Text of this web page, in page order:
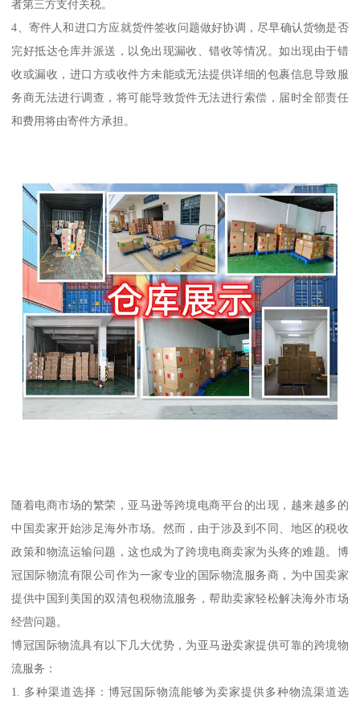
者第三方支付关税。
4、寄件人和进口方应就货件签收问题做好协调，尽早确认货物是否
完好抵达仓库并派送，以免出现漏收、错收等情况。如出现由于错
收或漏收，进口方或收件方未能或无法提供详细的包裹信息导致服
务商无法进行调查，将可能导致货件无法进行索偿，届时全部责任
和费用将由寄件方承担。
随着电商市场的繁荣，亚马逊等跨境电商平台的出现，越来越多的
中国卖家开始涉足海外市场。然而，由于涉及到不同、地区的税收
政策和物流运输问题，这也成为了跨境电商卖家为头疼的难题。博
冠国际物流有限公司作为一家专业的国际物流服务商，为中国卖家
提供中国到美国的双清包税物流服务，帮助卖家轻松解决海外市场
经营问题。
博冠国际物流具有以下几大优势，为亚马逊卖家提供可靠的跨境物
流服务：
1. 多种渠道选择：博冠国际物流能够为卖家提供多种物流渠道选